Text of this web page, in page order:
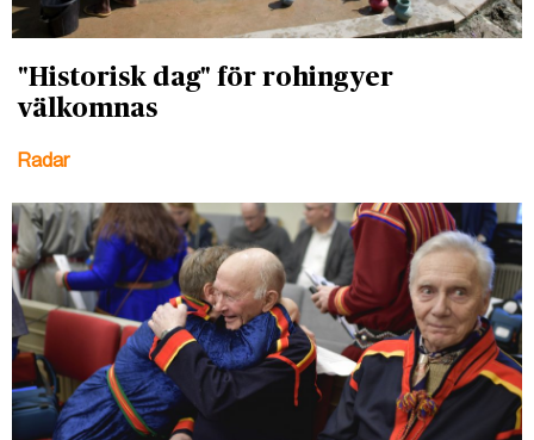
"Historisk dag" för rohingyer
välkomnas
Radar